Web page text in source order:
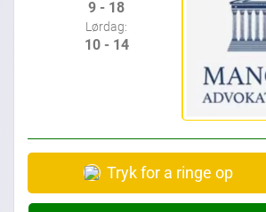
9 - 18
Lørdag:
10 - 14
Tryk for a ringe op